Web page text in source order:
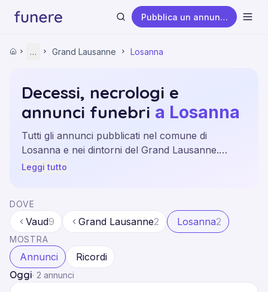
Pubblica un annuncio Apri
Home
Grand Lausanne
Losanna
Home
… Grand Lausanne Losanna
Decessi, necrologi e
annunci funebri a Losanna
Tutti gli annunci pubblicati nel comune di
Losanna e nei dintorni del Grand Lausanne.
Informazioni aggiornate dalle principali fonti e dai
Leggi tutto
DOVE
Vaud9 Grand Lausanne2 Losanna2
MOSTRA
Annunci
Ricordi
Oggi· 2 annunci